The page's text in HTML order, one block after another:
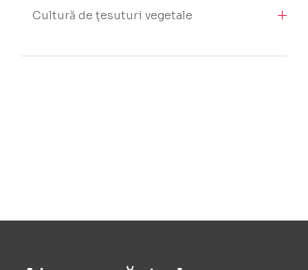
Cultură de țesuturi vegetale